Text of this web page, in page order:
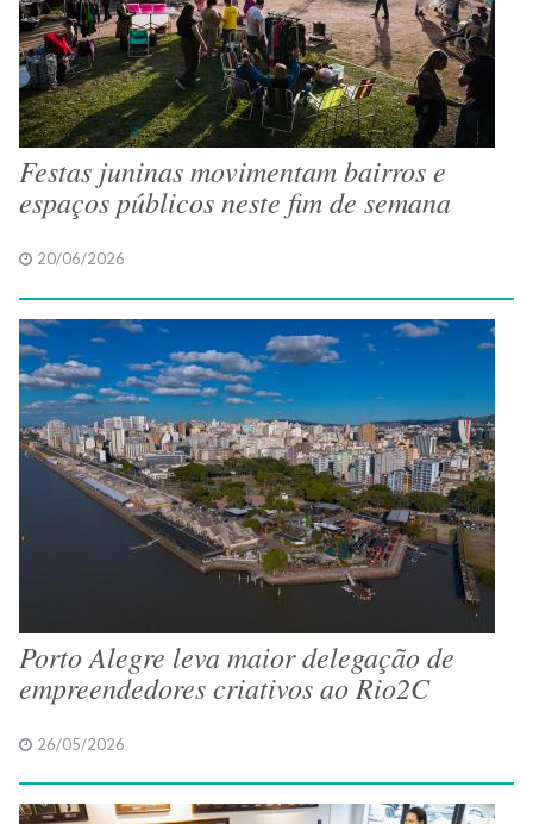
Festas juninas movimentam bairros e
espaços públicos neste fim de semana
20/06/2026
Porto Alegre leva maior delegação de
empreendedores criativos ao Rio2C
26/05/2026